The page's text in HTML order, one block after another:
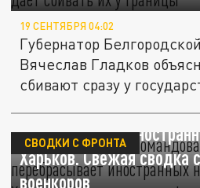
19 СЕНТЯБРЯ 04:02
Губернатор
Вячеслав Гладков
сбивают сразу у
Будет вам котёл.
перебрасывает
Харьков. Свежая сводка
военкоров
СВОДКИ С ФРОНТА